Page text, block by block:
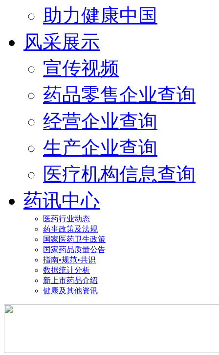
助力健康中国
风采展示
宣传视频
药品零售企业查询
经营企业查询
生产企业查询
医疗机构信息查询
药讯中心
医药行业动态
药事政策及法规
国家医药卫生政策
国家药品质量公告
指南•规范•共识
数据统计分析
新上市药品介绍
健康及其他资讯